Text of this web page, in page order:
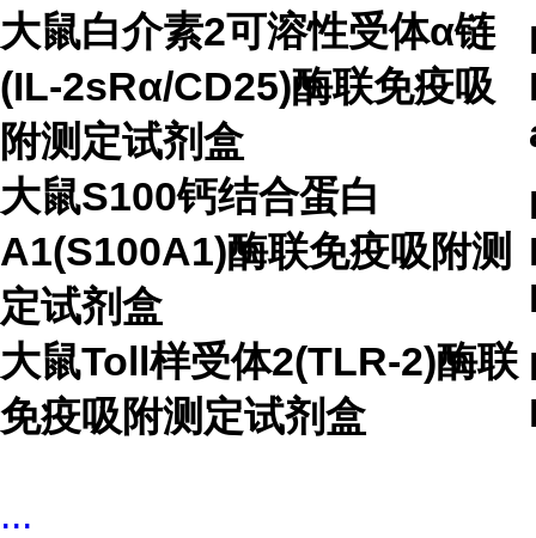
大鼠白介素2可溶性受体α链
(IL-2sRα/CD25)酶联免疫吸
附测定试剂盒
大鼠S100钙结合蛋白
A1(S100A1)酶联免疫吸附测
定试剂盒
大鼠Toll样受体2(TLR-2)酶联
免疫吸附测定试剂盒
...